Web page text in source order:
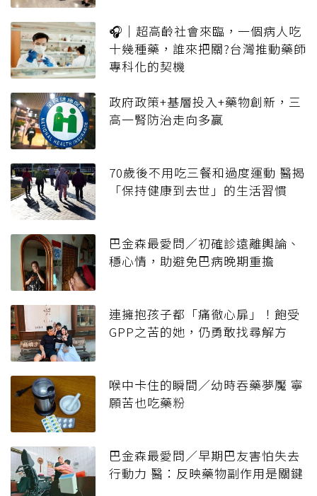
🎧｜超高齡社會來臨，一個病人吃
十幾種藥，誰來把關?台灣推動藥師
專科化的契機
政府政策+基層投入+藥物創新，三
高一腎防治走向多贏
70歲後不用吃三餐和過度運動 醫揭
「保持健康到去世」的生活習慣
巴金森最愛問／初確診遠離輿論、
穩心情，助避免巴病晚期重擔
連擁抱孩子都「痛徹心扉」！飽受
GPP之苦的她，仍勇敢找尋解方
喉中卡住的瞬間／幼時吞藥夢魘 寧
願苦也吃藥粉
巴金森最愛問／早期巴友害怕失去
行動力 醫：反映藥物副作用是關鍵